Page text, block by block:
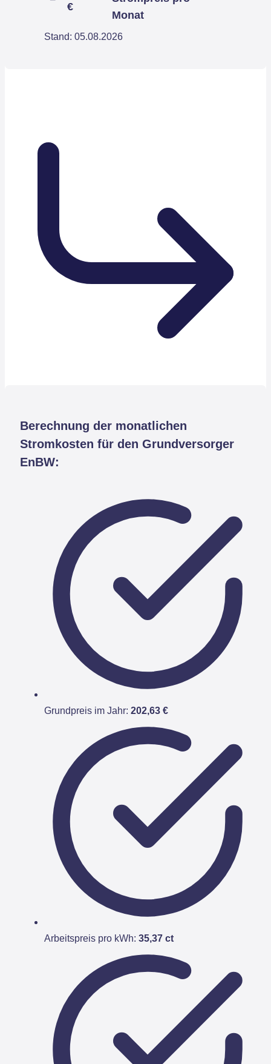
€
Monat
Stand: 05.08.2026
Berechnung der monatlichen
Stromkosten für den Grundversorger
EnBW:
Grundpreis im Jahr: 202,63 €
Arbeitspreis pro kWh: 35,37 ct